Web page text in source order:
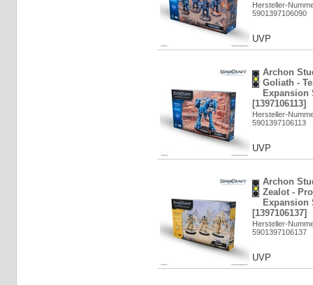
Hersteller-
5901397106090
UVP
Archon
Goliath -
Expansion
[1397106113]
Hersteller-
5901397106113
UVP
Archon
Zealot -
Expansion
[1397106137]
Hersteller-
5901397106137
UVP